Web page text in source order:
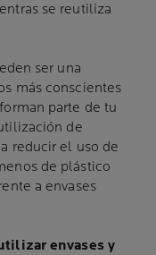
se reutiliza
ser una
más conscientes
parte de tu
de
reducir el uso de
de plástico
a envases
envases y